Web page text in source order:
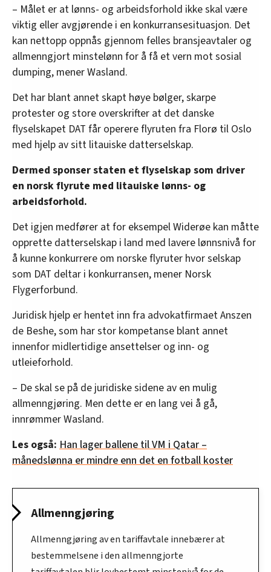
– Målet er at lønns- og arbeidsforhold ikke skal være
viktig eller avgjørende i en konkurransesituasjon. Det
kan nettopp oppnås gjennom felles bransjeavtaler og
allmenngjort minstelønn for å få et vern mot sosial
dumping, mener Wasland.
Det har blant annet skapt høye bølger, skarpe
protester og store overskrifter at det danske
flyselskapet DAT får operere flyruten fra Florø til Oslo
med hjelp av sitt litauiske datterselskap.
Dermed sponser staten et flyselskap som driver
en norsk flyrute med litauiske lønns- og
arbeidsforhold.
Det igjen medfører at for eksempel Widerøe kan måtte
opprette datterselskap i land med lavere lønnsnivå for
å kunne konkurrere om norske flyruter hvor selskap
som DAT deltar i konkurransen, mener Norsk
Flygerforbund.
Juridisk hjelp er hentet inn fra advokatfirmaet Anszen
de Beshe, som har stor kompetanse blant annet
innenfor midlertidige ansettelser og inn- og
utleieforhold.
– De skal se på de juridiske sidene av en mulig
allmenngjøring. Men dette er en lang vei å gå,
innrømmer Wasland.
Les også: Han lager ballene til VM i Qatar –
månedslønna er mindre enn det en fotball koster
Allmenngjøring
Allmenngjøring av en tariffavtale innebærer at
bestemmelsene i den allmenngjorte